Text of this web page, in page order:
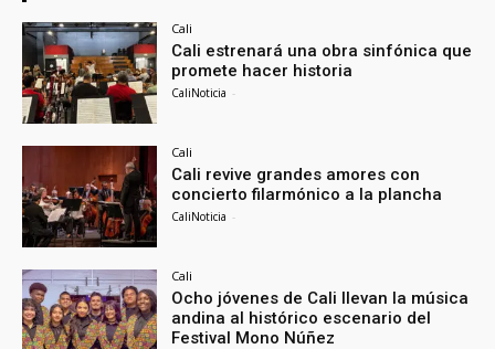
Cali
Cali estrenará una obra sinfónica que
promete hacer historia
CaliNoticia -
Cali
Cali revive grandes amores con
concierto filarmónico a la plancha
CaliNoticia -
Cali
Ocho jóvenes de Cali llevan la música
andina al histórico escenario del
Festival Mono Núñez